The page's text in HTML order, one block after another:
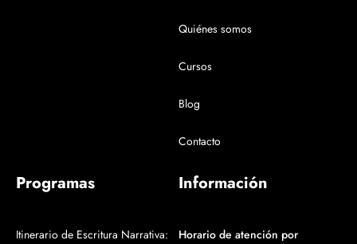
Quiénes somos
Cursos
Blog
Contacto
Programas
Itinerario de Escritura Narrativa:
Información
Horario de atención por